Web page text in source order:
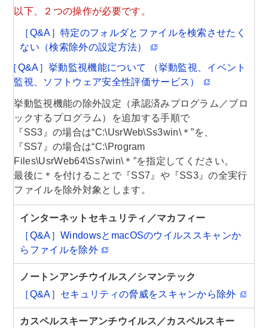
以下、２つの操作が必要です。
［Q&A］特定のフォルダとファイルを検索させたく
ない（検索除外の設定方法）
［Q&A］挙動監視機能について （挙動監視、イベント
監視、ソフトウェア安全性評価サービス）
挙動監視機能の除外設定（承認済みプログラム／ブロ
ックするプログラム）を追加する手順で
『SS3』の場合は“C:\UsrWeb\Ss3win\＊”を、
『SS7』の場合は“C:\Program
Files\UsrWeb64\Ss7win\＊”を指定してください。
最後に＊を付けることで『SS7』や『SS3』の全実行
ファイルを除外対象とします。
インターネットセキュリティ／マカフィー
［Q&A］WindowsとmacOSのウイルススキャンか
らファイルを除外
ノートンアンチウイルス／シマンテック
［Q&A］セキュリティの脅威をスキャンから除外
カスペルスキーアンチウイルス／カスペルスキー